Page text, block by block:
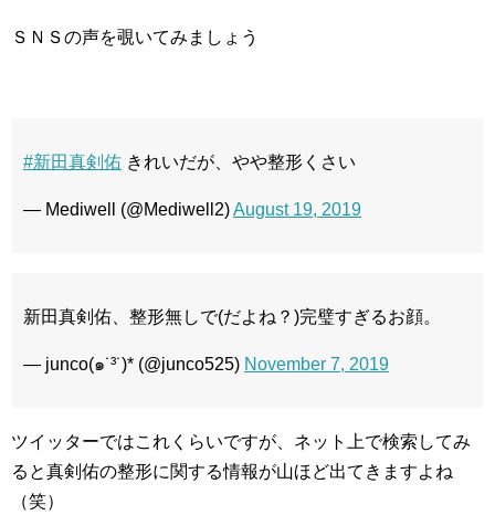
ＳＮＳの声を覗いてみましょう
#新田真剣佑 きれいだが、やや整形くさい
— Mediwell (@Mediwell2)August 19, 2019
新田真剣佑、整形無しで(だよね？)完璧すぎるお顔。
— junco(๑˙³˙)* (@junco525) November 7, 2019
ツイッターではこれくらいですが、ネット上で検索してみ
ると真剣佑の整形に関する情報が山ほど出てきますよね
（笑）